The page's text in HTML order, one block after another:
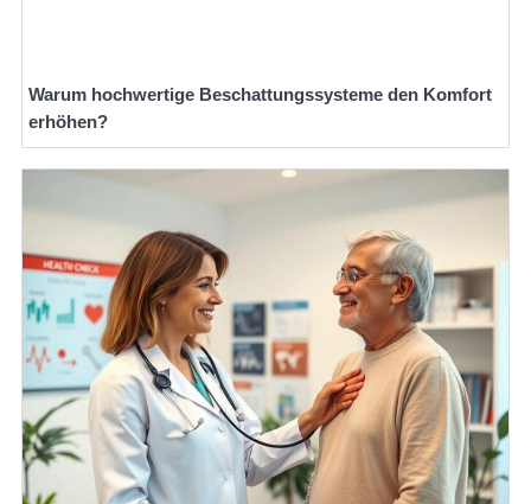
Warum hochwertige Beschattungssysteme den Komfort
erhöhen?